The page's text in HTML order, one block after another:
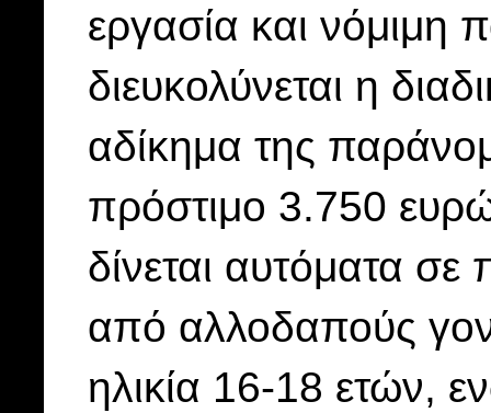
εργασία και νόμιμη
διευκολύνεται η
αδίκημα της
πρόστιμο 3.750
δίνεται αυτόματα
από αλλοδαπούς
ηλικία 16-18 ετών,